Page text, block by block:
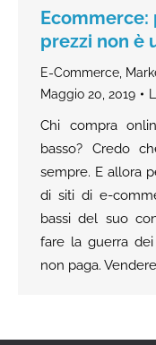
Ecommerce:
prezzi non è
E-Commerce
Maggio 20, 2019
Chi compra
basso? Credo
sempre. E allora
di siti di e-
bassi del suo
fare la guerra
non paga.